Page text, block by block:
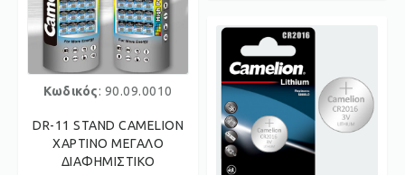
Κωδικός: 90.09.0010
DR-11 STAND CAMELION
ΧΑΡΤΙΝΟ ΜΕΓΑΛΟ
ΔΙΑΦΗΜΙΣΤΙΚΟ